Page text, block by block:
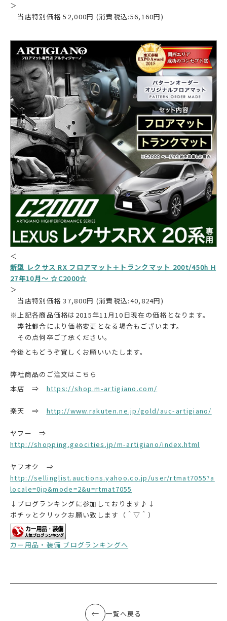
＞
当店特別価格 52,000円 (消費税込:56,160円)
＜
新型 レクサス RX フロアマット＋トランクマット 200t/450h H
27年10月～ ☆C2000☆
＞
当店特別価格 37,800円 (消費税込:40,824円)
※上記各商品価格は2015年11月10日現在の価格となります。
弊社都合により価格変更となる場合もございます。
その点何卒ご了承ください。
今後ともどうぞ宜しくお願いいたします。
弊社商品のご注文はこちら
本店 ⇒ https://shop.m-artigiano.com/
楽天 ⇒ http://www.rakuten.ne.jp/gold/auc-artigiano/
ヤフー ⇒
http://shopping.geocities.jp/m-artigiano/index.html
ヤフオク ⇒
http://sellinglist.auctions.yahoo.co.jp/user/rtmat7055?a
locale=0jp&mode=2&u=rtmat7055
↓ブログランキングに参加しております♪↓
ポチッとクリックお願い致します（＾▽＾）
カー用品・装備 ブログランキングへ
一覧へ戻る